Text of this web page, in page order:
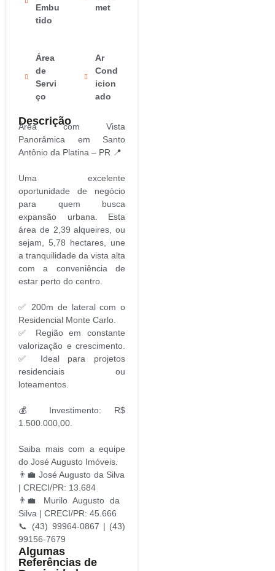
Embu
tido
met
Área
de
Servi
ço
Ar
Cond
icion
ado
Descrição
Área com Vista
Panorâmica em Santo
Antônio da Platina – PR 📍
Uma excelente
oportunidade de negócio
para quem busca
expansão urbana. Esta
área de 2,39 alqueires, ou
sejam, 5,78 hectares, une
a tranquilidade da vista alta
com a conveniência de
estar perto do centro.
✅ 200m de lateral com o
Residencial Monte Carlo.
✅ Região em constante
valorização e crescimento.
✅ Ideal para projetos
residenciais ou
loteamentos.
💰 Investimento: R$
1.500.000,00.
Saiba mais com a equipe
do José Augusto Imóveis.
👨‍💼 José Augusto da Silva
| CRECI/PR: 13.684
👨‍💼 Murilo Augusto da
Silva | CRECI/PR: 45.666
📞 (43) 99964-0867 | (43)
99156-7679
Algumas
Referências de